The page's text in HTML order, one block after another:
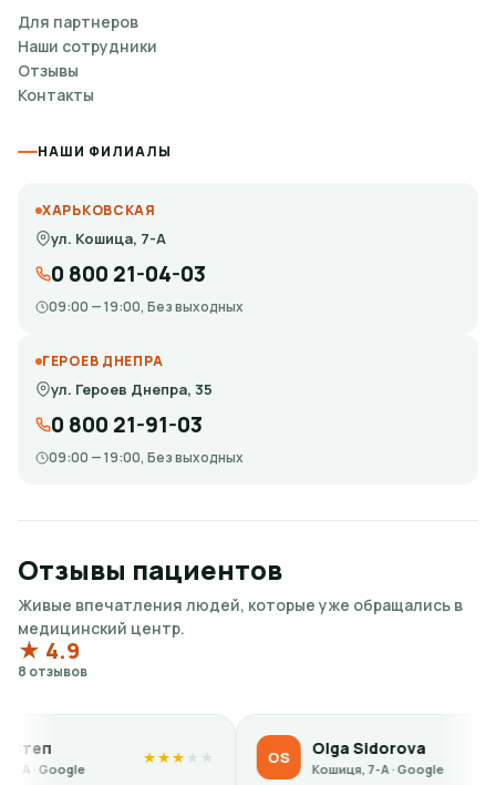
Для партнеров
Наши сотрудники
Отзывы
Контакты
НАШИ ФИЛИАЛЫ
ХАРЬКОВСКАЯ
ул. Кошица, 7-А
0 800 21-04-03
09:00 — 19:00, Без выходных
ГЕРОЕВ ДНЕПРА
ул. Героев Днепра, 35
0 800 21-91-03
09:00 — 19:00, Без выходных
Отзывы пациентов
Живые впечатления людей, которые уже обращались в
медицинский центр.
★ 4.9
8 отзывов
★★ OS Olga Sidorova
Кошиця, 7-А · Google
★★★